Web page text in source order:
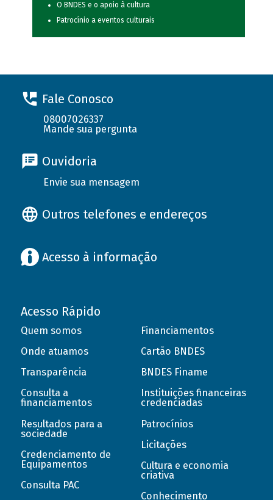
O BNDES e o apoio à cultura
Patrocínio a eventos culturais
Fale Conosco
08007026337
Mande sua pergunta
Ouvidoria
Envie sua mensagem
Outros telefones e endereços
Acesso à informação
Acesso Rápido
Quem somos
Onde atuamos
Transparência
Consulta a
financiamentos
Resultados para a
sociedade
Credenciamento de
Equipamentos
Consulta PAC
Financiamentos
Cartão BNDES
BNDES Finame
Instituições financeiras
credenciadas
Patrocínios
Licitações
Cultura e economia
criativa
Conhecimento